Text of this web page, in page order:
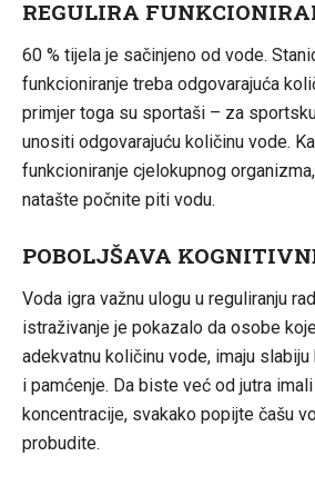
REGULIRA
60 % tijela je sačinjeno od vode.
funkcioniranje treba odgovarajuća
primjer toga su sportaši – za
unositi odgovarajuću količinu vode.
funkcioniranje cjelokupnog
natašte počnite piti vodu.
POBOLJŠAVA
Voda igra važnu ulogu u reguliranju
istraživanje je pokazalo da osobe
adekvatnu količinu vode, imaju
i pamćenje. Da biste već od jutra
koncentracije, svakako popijte čašu
probudite.